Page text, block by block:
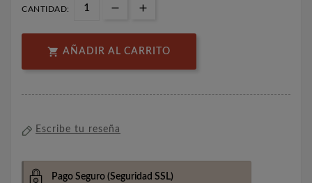
CANTIDAD:
 AÑADIR AL CARRITO
Escribe tu reseña
Pago Seguro (Seguridad SSL)